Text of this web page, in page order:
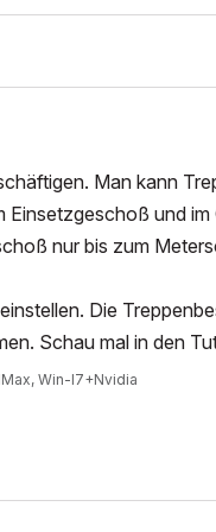
Man kann
Einsetzgeschoß und
nur bis zum
Die
Schau mal in den
Win-I7+Nvidia